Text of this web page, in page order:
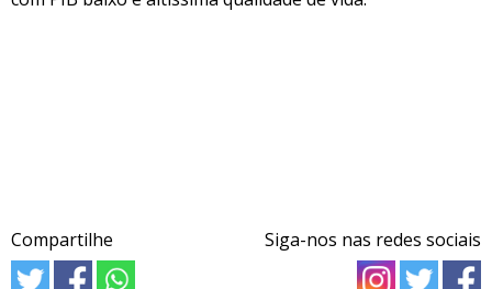
Compartilhe Siga-nos nas redes sociais